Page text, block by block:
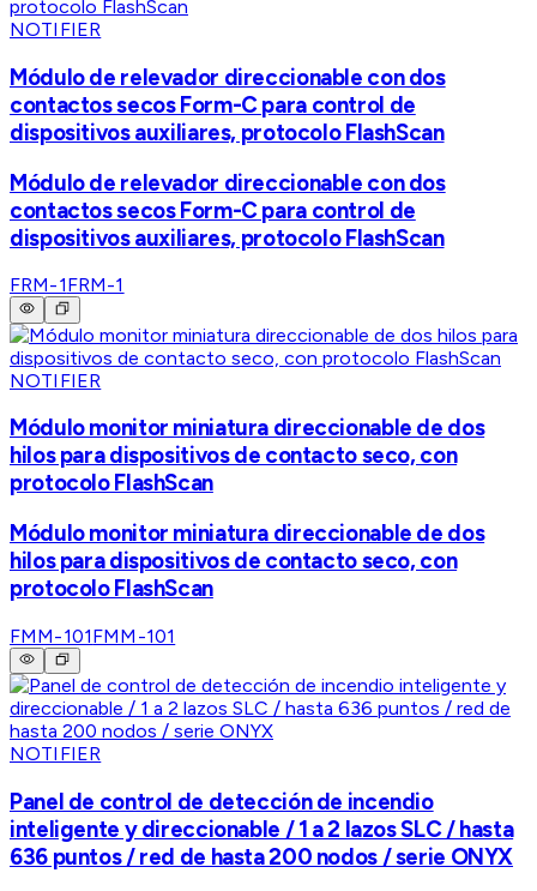
NOTIFIER
Módulo de relevador direccionable con dos
contactos secos Form-C para control de
dispositivos auxiliares, protocolo FlashScan
Módulo de relevador direccionable con dos
contactos secos Form-C para control de
dispositivos auxiliares, protocolo FlashScan
FRM-1FRM-1
NOTIFIER
Módulo monitor miniatura direccionable de dos
hilos para dispositivos de contacto seco, con
protocolo FlashScan
Módulo monitor miniatura direccionable de dos
hilos para dispositivos de contacto seco, con
protocolo FlashScan
FMM-101FMM-101
NOTIFIER
Panel de control de detección de incendio
inteligente y direccionable / 1 a 2 lazos SLC / hasta
636 puntos / red de hasta 200 nodos / serie ONYX